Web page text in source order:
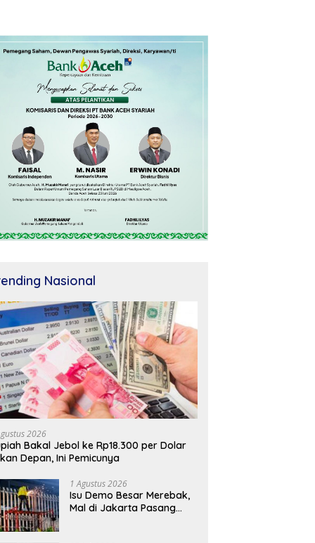
Nasional
2026
Bakal Jebol ke Rp18.300 per Dolar
Depan, Ini Pemicunya
1 Agustus 2026
Isu Demo Besar Merebak,
Mal di Jakarta Pasang